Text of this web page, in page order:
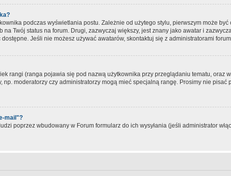
podczas wyświetlania postu. Zależnie od użytego stylu, pierwszym może
na Twój status na forum. Drugi, zazwyczaj większy, jest znany jako awatar i
Jeśli nie możesz używać awatarów, skontaktuj się z administratorami
rangi (ranga pojawia się pod nazwą użytkownika przy przeglądaniu tematu,
np. moderatorzy czy administratorzy mogą mieć specjalną rangę. Prosimy nie
mail"?
poprzez wbudowany w Forum formularz do ich wysyłania (jeśli administrator